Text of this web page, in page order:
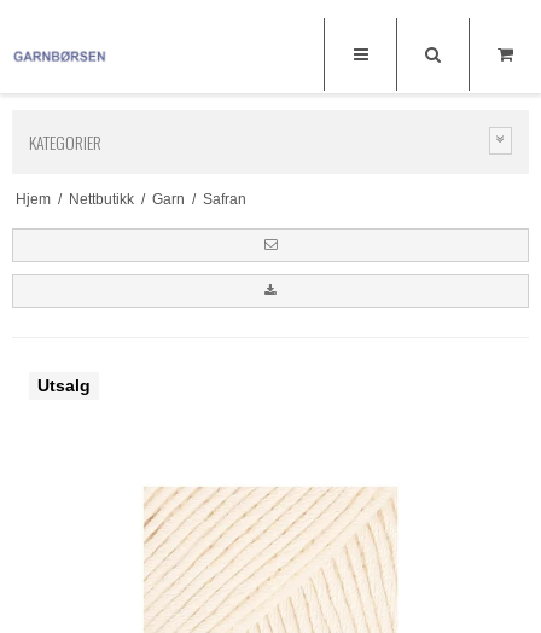
KATEGORIER
Hjem / Nettbutikk / Garn / Safran
Utsalg